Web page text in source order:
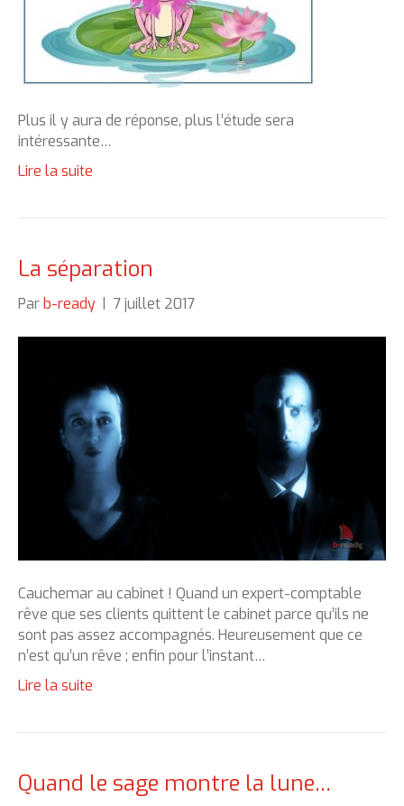
Plus il y aura de réponse, plus l’étude sera
intéressante…
Lire la suite
La séparation
Par b-ready 7 juillet 2017
Cauchemar au cabinet ! Quand un expert-comptable
rêve que ses clients quittent le cabinet parce qu’ils ne
sont pas assez accompagnés. Heureusement que ce
n’est qu’un rêve ; enfin pour l’instant…
Lire la suite
Quand le sage montre la lune…